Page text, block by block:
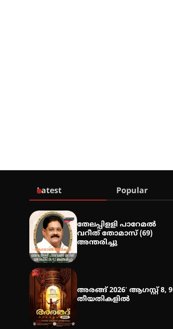
Latest Popular
തേലപ്പിളളി പാറേമൽ
വറീത് തോമാസ് (69)
അന്തരിച്ചു
അരങ്ങ് 2026′ ആഗസ്റ്റ് 8, 9
തീയതികളിൽ